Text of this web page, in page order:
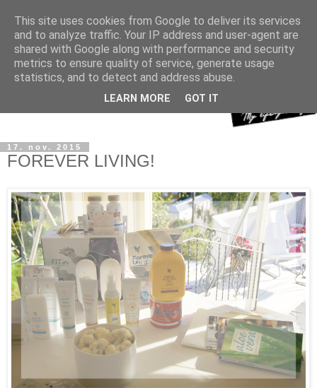
17. nov. 2015
FOREVER LIVING!
This site uses cookies from Google to deliver its services
and to analyze traffic. Your IP address and user-agent are
shared with Google along with performance and security
metrics to ensure quality of service, generate usage
statistics, and to detect and address abuse.
LEARN MORE GOT IT